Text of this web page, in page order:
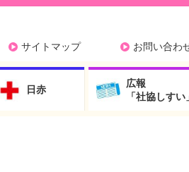
サイトマップ お問い合わ
日赤
広報
「社協しすい